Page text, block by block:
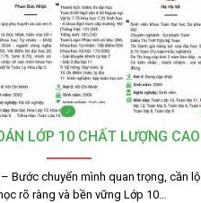
LỚP 10 CHẤT LƯỢNG CAO
Bước chuyển mình quan trọng, cần lộ
rõ ràng và bền vững Lớp 10…